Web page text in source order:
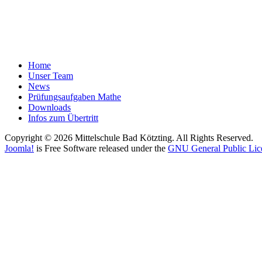
Home
Unser Team
News
Prüfungsaufgaben Mathe
Downloads
Infos zum Übertritt
Copyright © 2026 Mittelschule Bad Kötzting. All Rights Reserved.
Joomla! is Free Software released under the GNU General Public